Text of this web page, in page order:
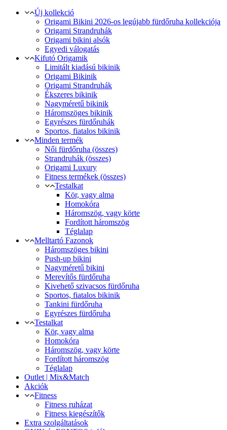
Új kollekció
Origami Bikini 2026-os legújabb fürdőruha kollekciója
Origami Strandruhák
Origami bikini alsók
Egyedi válogatás
Kifutó Origamik
Limitált kiadású bikinik
Origami Bikinik
Origami Strandruhák
Ékszeres bikinik
Nagyméretű bikinik
Háromszöges bikinik
Egyrészes fürdőruhák
Sportos, fiatalos bikinik
Minden termék
Női fürdőruha (összes)
Strandruhák (összes)
Origami Luxury
Fitness termékek (összes)
Testalkat
Kör, vagy alma
Homokóra
Háromszög, vagy körte
Fordított háromszög
Téglalap
Melltartó Fazonok
Háromszöges bikini
Push-up bikini
Nagyméretű bikini
Merevítős fürdőruha
Kivehető szivacsos fürdőruha
Sportos, fiatalos bikinik
Tankini fürdőruha
Egyrészes fürdőruha
Testalkat
Kör, vagy alma
Homokóra
Háromszög, vagy körte
Fordított háromszög
Téglalap
Outlet | Mix&Match
Akciók
Fitness
Fitness ruházat
Fitness kiegészítők
Extra szolgáltatások